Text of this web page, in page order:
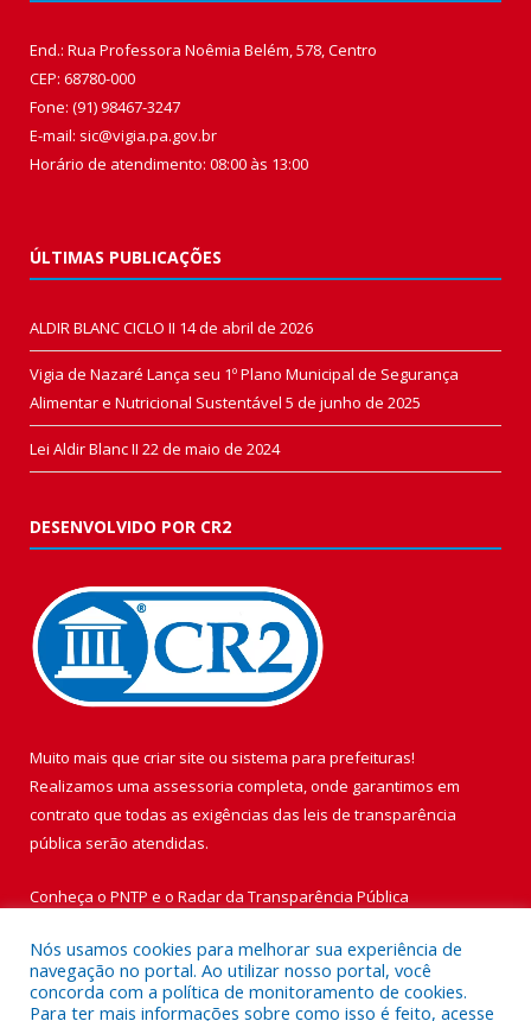
End.: Rua Professora Noêmia Belém, 578, Centro
CEP: 68780-000
Fone: (91) 98467-3247
E-mail: sic@vigia.pa.gov.br
Horário de atendimento: 08:00 às 13:00
ÚLTIMAS PUBLICAÇÕES
ALDIR BLANC CICLO II 14 de abril de 2026
Vigia de Nazaré Lança seu 1º Plano Municipal de Segurança
Alimentar e Nutricional Sustentável 5 de junho de 2025
Lei Aldir Blanc II 22 de maio de 2024
DESENVOLVIDO POR CR2
Muito mais que criar site ou sistema para prefeituras!
Realizamos uma assessoria completa, onde garantimos em
contrato que todas as exigências das leis de transparência
pública serão atendidas.
Conheça o PNTP e o Radar da Transparência Pública
Nós usamos cookies para melhorar sua experiência de
navegação no portal. Ao utilizar nosso portal, você
concorda com a política de monitoramento de cookies.
Para ter mais informações sobre como isso é feito, acesse